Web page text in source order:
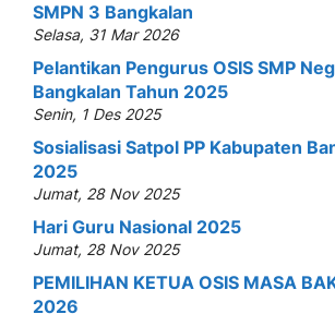
SMPN 3 Bangkalan
Selasa, 31 Mar 2026
Pelantikan Pengurus OSIS SMP
Bangkalan Tahun 2025
Senin, 1 Des 2025
Sosialisasi Satpol PP Kabupaten
2025
Jumat, 28 Nov 2025
Hari Guru Nasional 2025
Jumat, 28 Nov 2025
PEMILIHAN KETUA OSIS MASA
2026